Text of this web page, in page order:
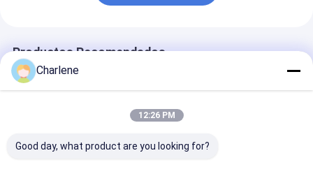
Productos Recomendados
Charlene
12:26 PM
Good day, what product are you looking for?